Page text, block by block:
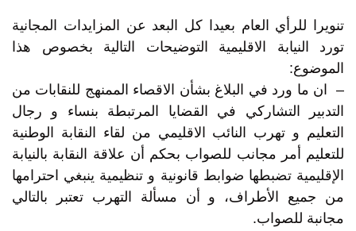
تنويرا للرأي العام بعيدا كل البعد عن المزايدات المجانية
تورد النيابة الاقليمية التوضيحات التالية بخصوص هذا
الموضوع:
– ان ما ورد في البلاغ بشأن الاقصاء الممنهج للنقابات من
التدبير التشاركي في القضايا المرتبطة بنساء و رجال
التعليم و تهرب النائب الاقليمي من لقاء النقابة الوطنية
للتعليم أمر مجانب للصواب بحكم أن علاقة النقابة بالنيابة
الإقليمية تضبطها ضوابط قانونية و تنظيمية ينبغي احترامها
من جميع الأطراف، و أن مسألة التهرب تعتبر بالتالي
مجانبة للصواب.